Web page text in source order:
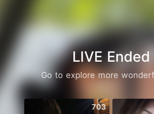
LIVE Ended
Go to explore more
703